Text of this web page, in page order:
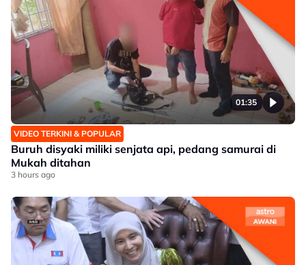
01:35
VIDEO TERKINI & POPULAR
Buruh disyaki miliki senjata api, pedang samurai di
Mukah ditahan
3 hours ago